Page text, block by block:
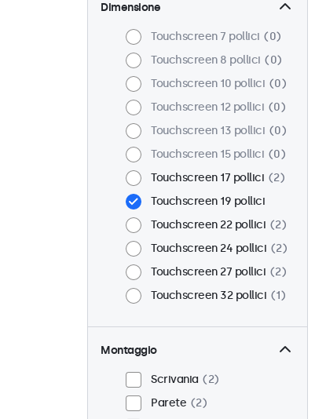
Dimensione
Touchscreen 7 pollici
0
Touchscreen 8 pollici
0
Touchscreen 10 pollici
0
Touchscreen 12 pollici
0
Touchscreen 13 pollici
0
Touchscreen 15 pollici
0
Touchscreen 17 pollici
2
Touchscreen 19 pollici
Touchscreen 22 pollici
2
Touchscreen 24 pollici
2
Touchscreen 27 pollici
2
Touchscreen 32 pollici
1
Montaggio
Scrivania
2
Parete
2